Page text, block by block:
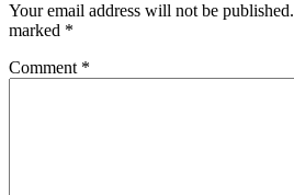
Your email address will not be published.
marked *
Comment *